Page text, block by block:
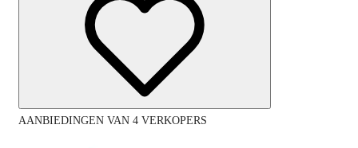
AANBIEDINGEN VAN 4 VERKOPERS